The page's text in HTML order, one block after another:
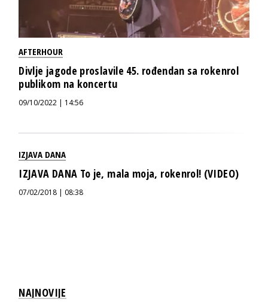
AFTERHOUR
Divlje jagode proslavile 45. rođendan sa rokenrol
publikom na koncertu
09/10/2022 | 14:56
IZJAVA DANA
IZJAVA DANA To je, mala moja, rokenrol! (VIDEO)
07/02/2018 | 08:38
NAJNOVIJE